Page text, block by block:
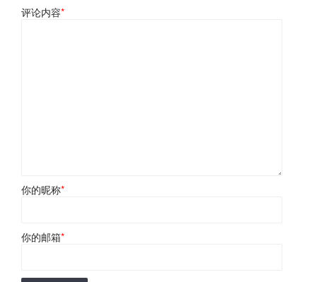
评论内容*
你的昵称*
你的邮箱*